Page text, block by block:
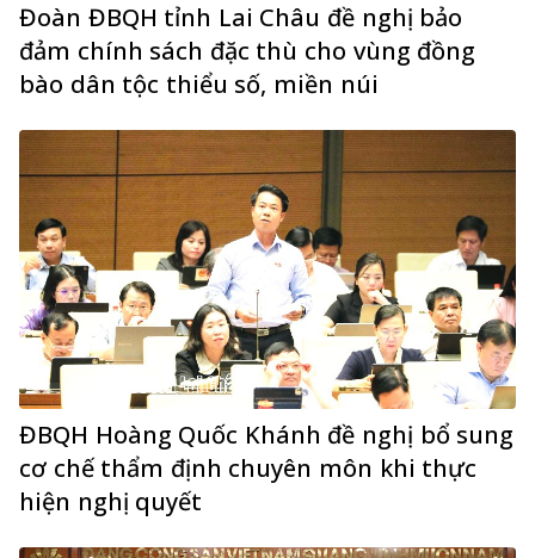
Đoàn ĐBQH tỉnh Lai Châu đề nghị bảo
đảm chính sách đặc thù cho vùng đồng
bào dân tộc thiểu số, miền núi
ĐBQH Hoàng Quốc Khánh đề nghị bổ sung
cơ chế thẩm định chuyên môn khi thực
hiện nghị quyết